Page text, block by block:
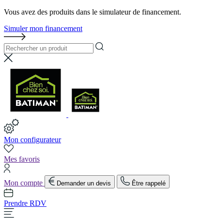
Vous avez des produits dans le simulateur de financement.
Simuler mon financement
Mon configurateur
Mes favoris
Mon compte Demander un devis Être rappelé
Prendre RDV